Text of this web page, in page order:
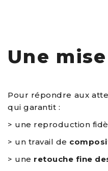
Une
Pour répondre aux
qui garantit :
> une reproduction
> un travail de
> une retouche fine